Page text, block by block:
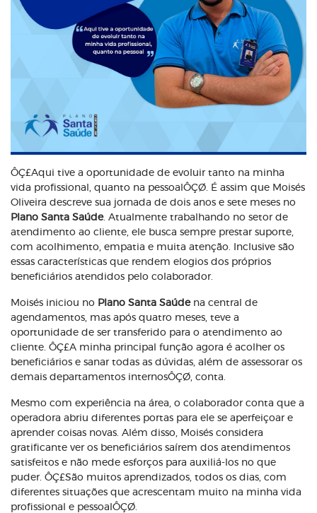
ÔÇ£Aqui tive a oportunidade de evoluir tanto na minha
vida profissional, quanto na pessoalÔÇØ. É assim que Moisés
Oliveira descreve sua jornada de dois anos e sete meses no
Plano Santa Saúde. Atualmente trabalhando no setor de
atendimento ao cliente, ele busca sempre prestar suporte,
com acolhimento, empatia e muita atenção. Inclusive são
essas características que rendem elogios dos próprios
beneficiários atendidos pelo colaborador.
Moisés iniciou no Plano Santa Saúdena central de
agendamentos, mas após quatro meses, teve a
oportunidade de ser transferido para o atendimento ao
cliente. ÔÇ£A minha principal função agora é acolher os
beneficiários e sanar todas as dúvidas, além de assessorar os
demais departamentos internosÔÇØ, conta.
Mesmo com experiência na área, o colaborador conta que a
operadora abriu diferentes portas para ele se aperfeiçoar e
aprender coisas novas. Além disso, Moisés considera
gratificante ver os beneficiários saírem dos atendimentos
satisfeitos e não mede esforços para auxiliá-los no que
puder. ÔÇ£São muitos aprendizados, todos os dias, com
diferentes situações que acrescentam muito na minha vida
profissional e pessoalÔÇØ.